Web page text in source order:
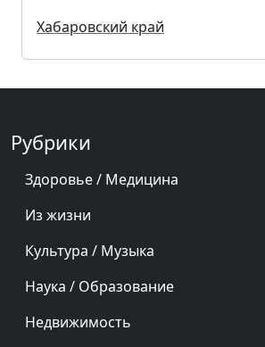
Хабаровский край
Рубрики
Здоровье / Медицина
Из жизни
Культура / Музыка
Наука / Образование
Недвижимость